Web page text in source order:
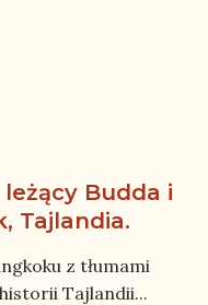
Budda i
Tajlandia.
z tłumami
Tajlandii...